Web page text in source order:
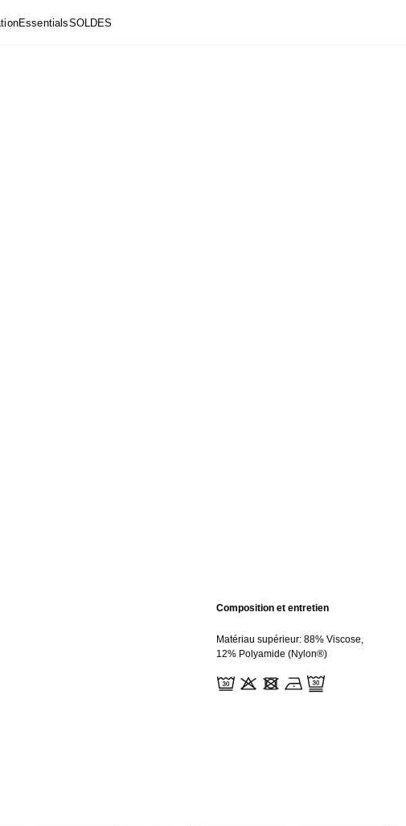
EssentialsSOLDES
Composition et entretien
Matériau supérieur: 88% Viscose,
12% Polyamide (Nylon®)